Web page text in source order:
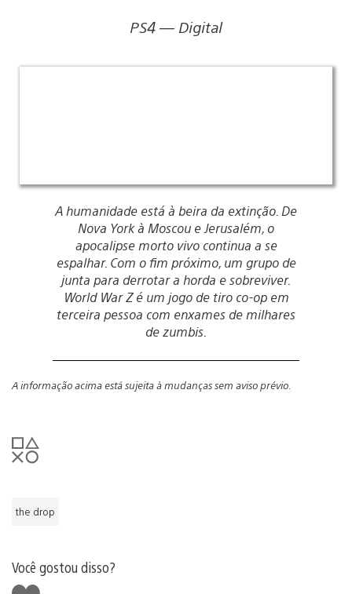
PS4 — Digital
A humanidade está à beira da extinção. De
Nova York à Moscou e Jerusalém, o
apocalipse morto vivo continua a se
espalhar. Com o fim próximo, um grupo de
junta para derrotar a horda e sobreviver.
World War Z é um jogo de tiro co-op em
terceira pessoa com enxames de milhares
de zumbis.
A informação acima está sujeita à mudanças sem aviso prévio.
the drop
Você gostou disso?